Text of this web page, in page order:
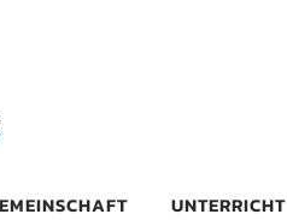
UNTERRICHT